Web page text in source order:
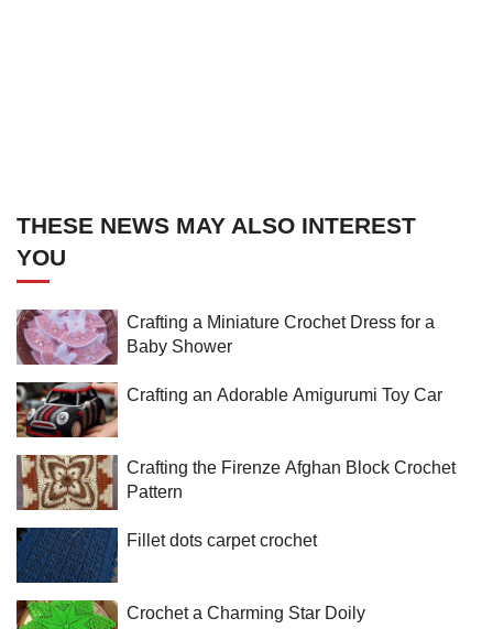
THESE NEWS MAY ALSO INTEREST
YOU
Crafting a Miniature Crochet Dress for a
Baby Shower
Crafting an Adorable Amigurumi Toy Car
Crafting the Firenze Afghan Block Crochet
Pattern
Fillet dots carpet crochet
Crochet a Charming Star Doily